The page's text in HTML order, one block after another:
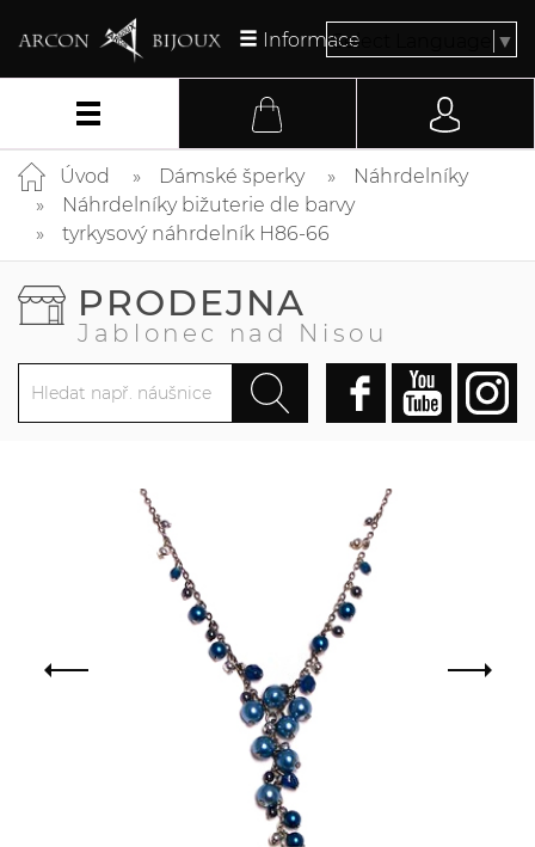
InformaceSelect Language ▼
Úvod Dámské šperky
Náhrdelníky
Náhrdelníky bižuterie dle barvy
tyrkysový náhrdelník H86-66
PRODEJNA
Jablonec nad Nisou